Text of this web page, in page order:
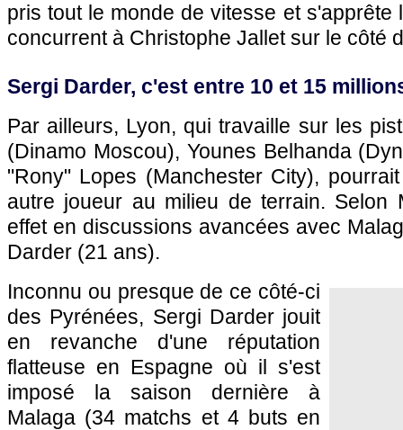
pris tout le monde de vitesse et s'apprête
concurrent à Christophe Jallet sur le côté
Sergi Darder, c'est entre 10 et 15
Par ailleurs, Lyon, qui travaille sur les
(Dinamo Moscou), Younes Belhanda
"Rony" Lopes (Manchester City),
autre joueur au milieu de terrain. Selon
effet en discussions avancées avec
Darder (21 ans).
Inconnu ou presque de ce côté-ci
des Pyrénées, Sergi Darder jouit
en revanche d'une réputation
flatteuse en Espagne où il s'est
imposé la saison dernière à
Malaga (34 matchs et 4 buts en